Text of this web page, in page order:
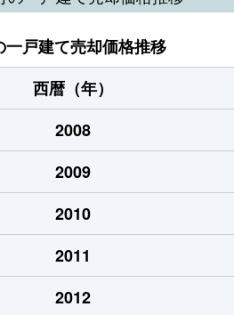
戸建て売却価格推移
西暦（年）
2008
2009
2010
2011
2012